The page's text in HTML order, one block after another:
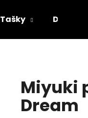
Tašky Doplňky
Miyuki
Dream